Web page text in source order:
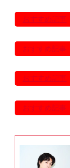
おすすめ記事
おすすめ記事
おすすめ記事
おすすめ記事